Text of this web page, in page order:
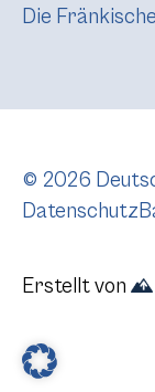
Die
© 2026
Datenschutz
Erstellt von